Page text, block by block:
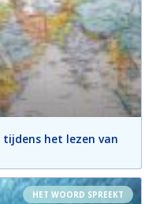
het lezen van
HET WOORD SPREEKT